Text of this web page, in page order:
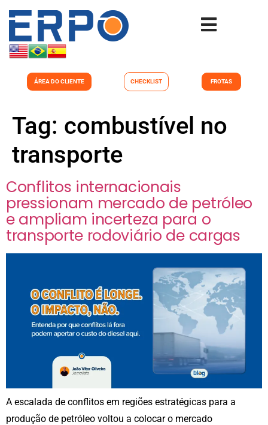
ÁREA DO CLIENTE CHECKLIST FROTAS
Tag: combustível no
transporte
Conflitos internacionais
pressionam mercado de petróleo
e ampliam incerteza para o
transporte rodoviário de cargas
A escalada de conflitos em regiões estratégicas para a
produção de petróleo voltou a colocar o mercado